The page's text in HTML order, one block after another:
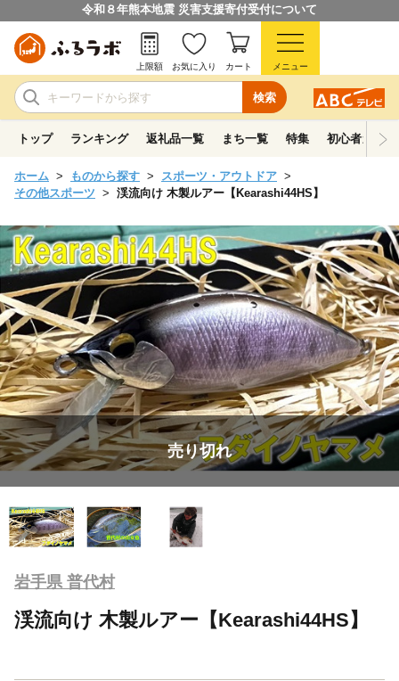
令和８年熊本地震 災害支援寄付受付について
検索
上限額 お気に入り カート メニュー
トップ ランキング 返礼品一覧 まち一覧 特集 初心者ガイド
ホーム ものから探す
スポーツ・アウトドア
その他スポーツ
渓流向け 木製ルアー【Kearashi44HS】
売り切れ
岩手県 普代村
渓流向け 木製ルアー【Kearashi44HS】